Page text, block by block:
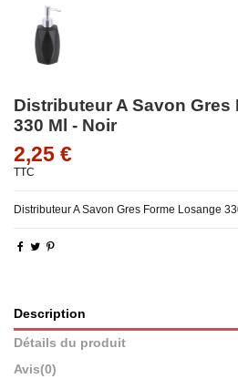
Distributeur A Savon Gres
330 Ml - Noir
2,25 €
TTC
Distributeur A Savon Gres Forme Losange
Description
Détails du produit
Avis(0)